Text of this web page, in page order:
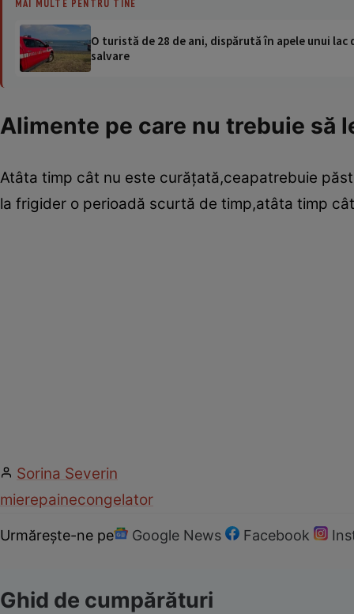
MAI MULTE PENTRU TINE
O turistă de 28 de ani, dispărută în apele unui
salvare
Alimente pe care nu trebuie să
Atâta timp cât nu este curăţată,ceapatrebuie
la frigider o perioadă scurtă de timp,atâta timp
Sorina Severin
mierepainecongelator
Urmărește-ne pe Google News Facebook
Ghid de cumpărături